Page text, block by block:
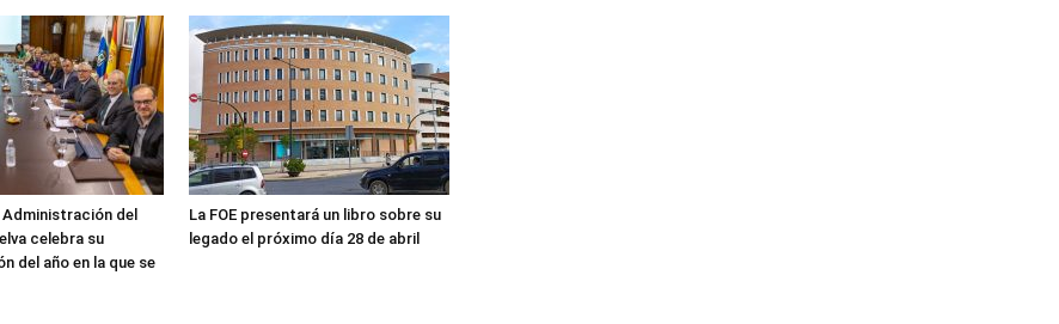
Administración del
celebra su
del año en la que se
La FOE presentará un libro sobre su
legado el próximo día 28 de abril